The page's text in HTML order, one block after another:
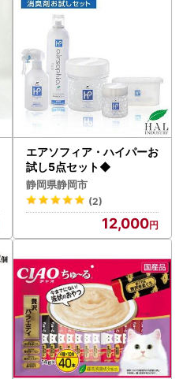
エアソフィア・ハイパーお
試し5点セット◆
静岡県静岡市
(2)
12,000